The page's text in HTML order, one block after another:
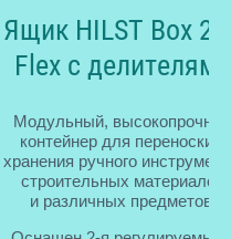
Ящик HILST Box
Flex с делителями
Модульный,
контейнер для переноски и
хранения ручного
строительных материалов
и различных предметов.